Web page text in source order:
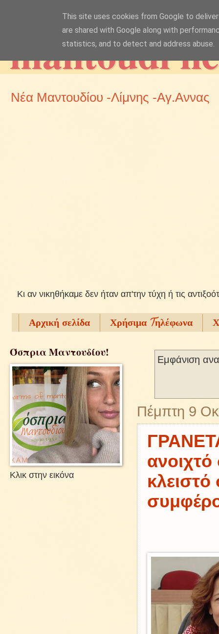
mantoudi
Νέα Μαντουδίου -Λίμνης -Αγ.Αννας
Kι αν νικηθήκαμε δεν ήταν απ'την τύχη ή τις
Αρχική σελίδα Χρήσιμα Tηλέφωνα
Εμφάνιση
Πέμπτη 9
ανοιχτό
κλειστό
Όσπρια Μαντουδίου!
Κλικ στην εικόνα
This site uses cookies from Google to
are shared with Google along with
statistics, and to detect and address abuse.